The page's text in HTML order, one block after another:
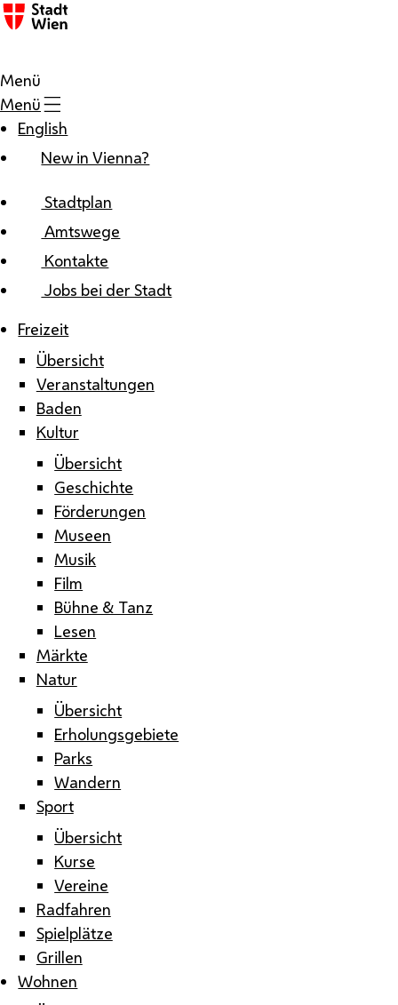
Zum Inhalt
Menü
Menü
English
New in Vienna?
Stadtplan
Amtswege
Kontakte
Jobs bei der Stadt
Freizeit
Übersicht
Veranstaltungen
Baden
Kultur
Übersicht
Geschichte
Förderungen
Museen
Musik
Film
Bühne & Tanz
Lesen
Märkte
Natur
Übersicht
Erholungsgebiete
Parks
Wandern
Sport
Übersicht
Kurse
Vereine
Radfahren
Spielplätze
Grillen
Wohnen